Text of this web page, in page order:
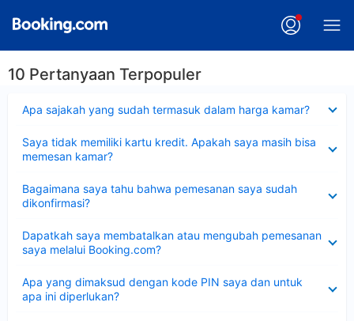
10 Pertanyaan Terpopuler
Apa sajakah yang sudah termasuk dalam harga kamar?
Saya tidak memiliki kartu kredit. Apakah saya masih bisa
memesan kamar?
Bagaimana saya tahu bahwa pemesanan saya sudah
dikonfirmasi?
Dapatkah saya membatalkan atau mengubah pemesanan
saya melalui Booking.com?
Apa yang dimaksud dengan kode PIN saya dan untuk
apa ini diperlukan?